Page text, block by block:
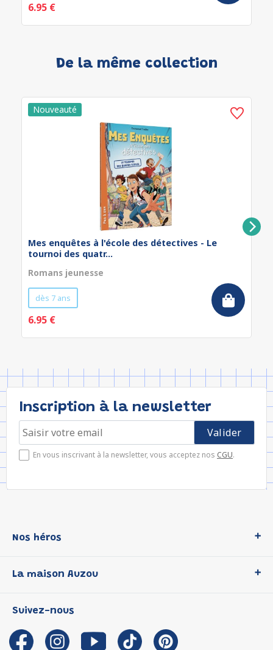
6.95 €
De la même collection
Mes enquêtes à l'école des détectives - Le
tournoi des quatr...
Romans jeunesse
dès 7 ans
6.95 €
Inscription à la newsletter
En vous inscrivant à la newsletter, vous acceptez nos CGU.
Nos héros
P'tit Loup
Les Influenceuses
Migali
La maison Auzou
Notre histoire
Auzou s'engage
Suivez-nous